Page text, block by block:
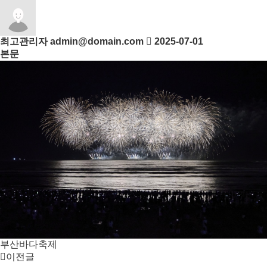
최고관리자 admin@domain.com
2025-07-01
본문
부산바다축제
이전글